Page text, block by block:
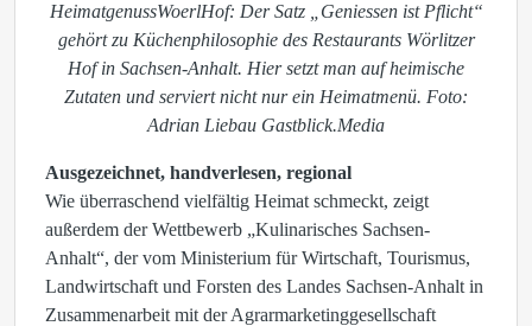
HeimatgenussWoerlHof: Der Satz „Geniessen ist Pflicht“
gehört zu Küchenphilosophie des Restaurants Wörlitzer
Hof in Sachsen-Anhalt. Hier setzt man auf heimische
Zutaten und serviert nicht nur ein Heimatmenü. Foto:
Adrian Liebau Gastblick.Media
Ausgezeichnet, handverlesen, regional
Wie überraschend vielfältig Heimat schmeckt, zeigt
außerdem der Wettbewerb „Kulinarisches Sachsen-
Anhalt“, der vom Ministerium für Wirtschaft, Tourismus,
Landwirtschaft und Forsten des Landes Sachsen-Anhalt in
Zusammenarbeit mit der Agrarmarketinggesellschaft